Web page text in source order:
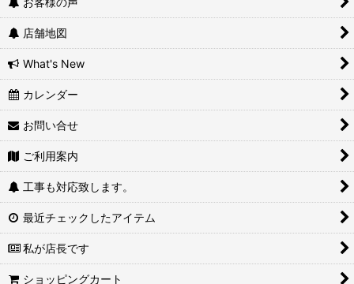
店舗地図
What's New
カレンダー
お問い合せ
ご利用案内
工事も対応致します。
最近チェックしたアイテム
私が店長です
ショッピングカート